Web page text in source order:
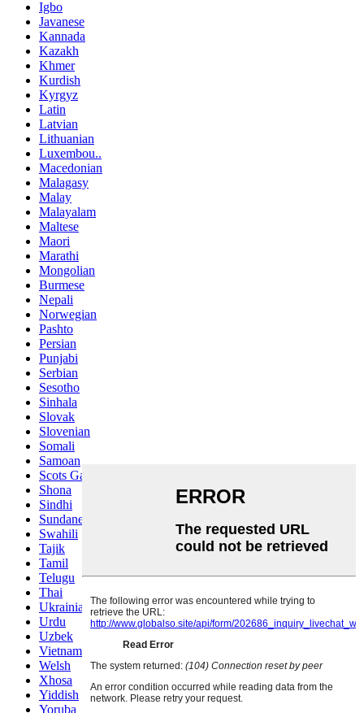
Igbo
Javanese
Kannada
Kazakh
Khmer
Kurdish
Kyrgyz
Latin
Latvian
Lithuanian
Luxembou..
Macedonian
Malagasy
Malay
Malayalam
Maltese
Maori
Marathi
Mongolian
Burmese
Nepali
Norwegian
Pashto
Persian
Punjabi
Serbian
Sesotho
Sinhala
Slovak
Slovenian
Somali
Samoan
Scots Gaelic
Shona
Sindhi
Sundanese
Swahili
Tajik
Tamil
Telugu
Thai
Ukrainian
Urdu
Uzbek
Vietnamese
Welsh
Xhosa
Yiddish
Yoruba